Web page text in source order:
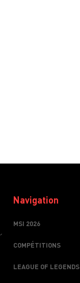
Navigation
MSI 2026
COMPÉTITIONS
LEAGUE OF LEGENDS